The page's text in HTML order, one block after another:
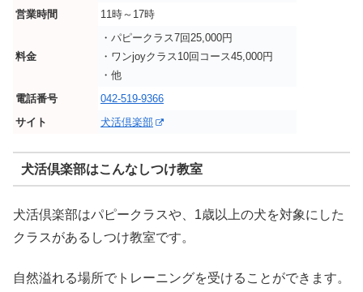
営業時間 11時～17時
料金
・パピークラス7回25,000円
・ワンjoyクラス10回コース45,000円
・他
電話番号
042-519-9366
サイト
犬活倶楽部
犬活倶楽部はこんなしつけ教室
犬活倶楽部はパピークラスや、1歳以上の犬を対象にした
クラスがあるしつけ教室です。
自然溢れる場所でトレーニングを受けることができます。